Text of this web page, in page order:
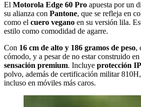
El Motorola Edge 60 Pro apuesta por un
su alianza con Pantone, que se refleja en
como el cuero vegano en su versión lila.
estilo como comodidad de agarre.
Con 16 cm de alto y 186 gramos de peso,
cómodo, y a pesar de no estar construido
sensación premium. Incluye protección
polvo, además de certificación militar
incluso en móviles más caros.